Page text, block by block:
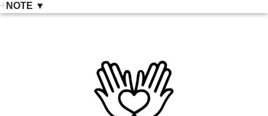
NOTE ▼